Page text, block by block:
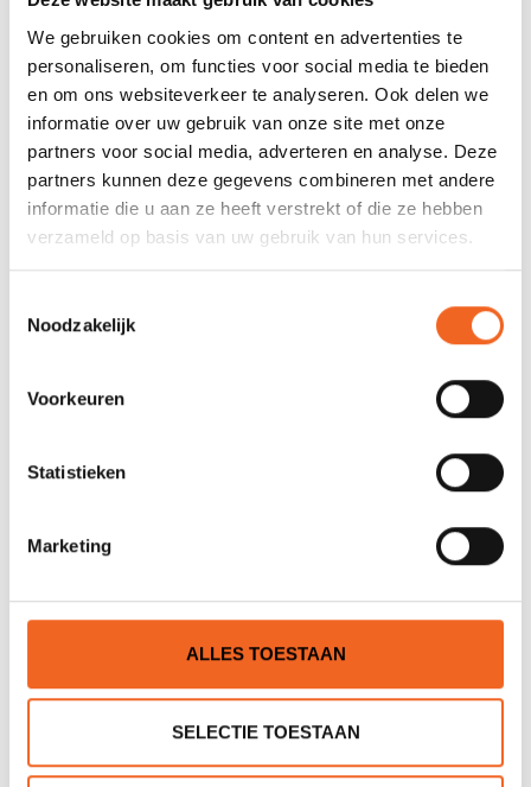
We gebruiken cookies om content en advertenties te
personaliseren, om functies voor social media te bieden
en om ons websiteverkeer te analyseren. Ook delen we
informatie over uw gebruik van onze site met onze
partners voor social media, adverteren en analyse. Deze
partners kunnen deze gegevens combineren met andere
informatie die u aan ze heeft verstrekt of die ze hebben
verzameld op basis van uw gebruik van hun services.
Noodzakelijk
Voorkeuren
Statistieken
Marketing
ALLES TOESTAAN
SELECTIE TOESTAAN
Gewicht: 8.2 kg
Capaciteit: 140 kg
Vinnen: 1 afneembaar
Luchtdruk: 15 PSI
REVIEWS
Nog niet gewaardeerd
GERELATEERDE PRODUCTEN